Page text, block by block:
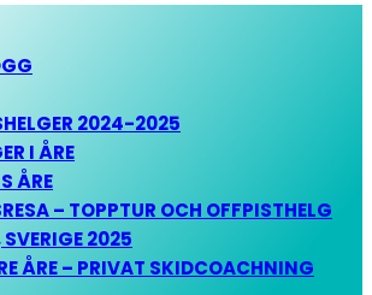
2024-2025
I ÅRE
ÅRE
– TOPPTUR OCH OFFPISTHELG
SVERIGE 2025
ÅRE – PRIVAT SKIDCOACHNING